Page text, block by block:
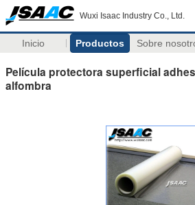
Wuxi Isaac Industry Co., Ltd.
Inicio Productos Sobre
Película protectora superficial
alfombra